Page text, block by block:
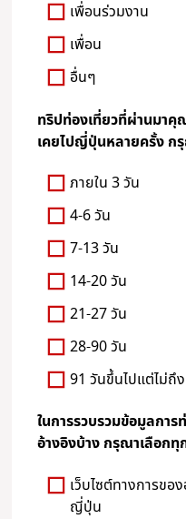
เพื่อนร่วมงาน
เพื่อน
อื่นๆ
ทริปท่องเที่ยวที่ผ่านมา
เคยไปญี่ปุ่นหลายครั้ง ก
ภายใน 3 วัน
4-6 วัน
7-13 วัน
14-20 วัน
21-27 วัน
28-90 วัน
91 วันขึ้นไปแต่ไม่ถึ
ในการรวบรวมข้อมูลการ
อ้างอิงบ้าง กรุณาเลือกทุ
เว็บไซต์ทางการขอ
ญี่ปุ่น